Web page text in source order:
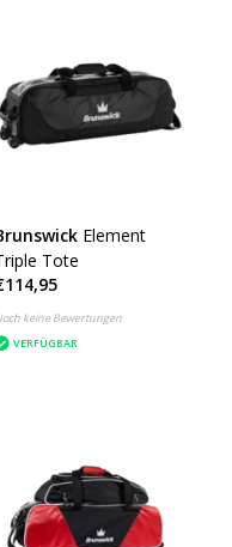
Element
Tote
keine Bewertungen
VERFÜGBAR